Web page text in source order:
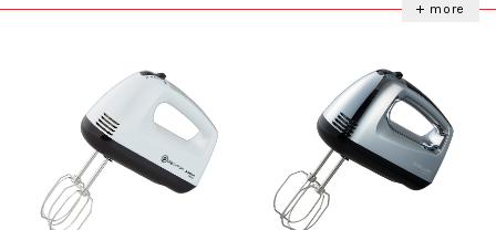
ミキサー
フードプロセッサー
ハンドブレンダー
more